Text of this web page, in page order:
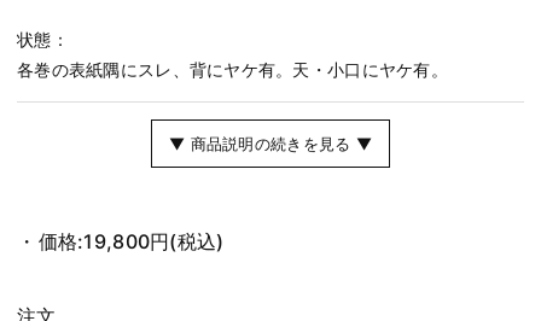
状態：
各巻の表紙隅にスレ、背にヤケ有。天・小口にヤケ有。
▼ 商品説明の続きを見る ▼
価格:19,800円(税込)